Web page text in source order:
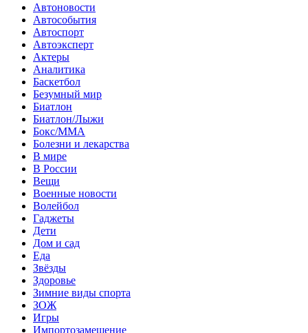
Автоновости
Автособытия
Автоспорт
Автоэксперт
Актеры
Аналитика
Баскетбол
Безумный мир
Биатлон
Биатлон/Лыжи
Бокс/MMA
Болезни и лекарства
В мире
В России
Вещи
Военные новости
Волейбол
Гаджеты
Дети
Дом и сад
Еда
Звёзды
Здоровье
Зимние виды спорта
ЗОЖ
Игры
Импортозамещение